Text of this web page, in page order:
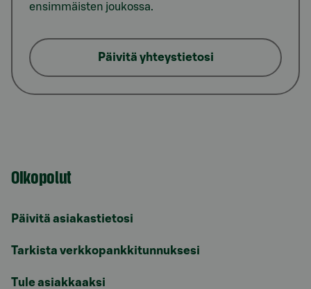
ensimmäisten joukossa.
Päivitä yhteystietosi
Oikopolut
Päivitä asiakastietosi
Tarkista verkkopankkitunnuksesi
Tule asiakkaaksi